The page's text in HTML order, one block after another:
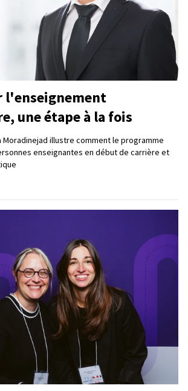
l'enseignement
une étape à la fois
Moradinejad illustre comment le programme
enseignantes en début de carrière et